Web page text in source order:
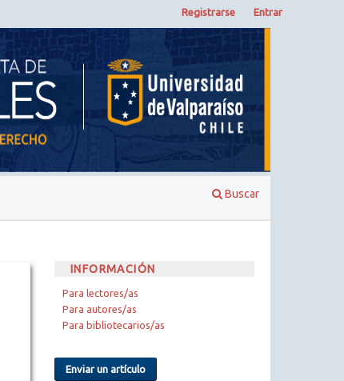
Buscar
Registrarse Entrar
INFORMACIÓN
Para lectores/as
Para autores/as
Para bibliotecarios/as
Enviar un artículo